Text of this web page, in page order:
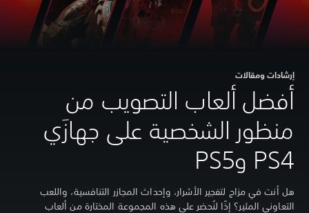
إرشادات ومقالات
أفضل ألعاب التصويب من
منظور الشخصية على جهازَي
PS4 وPS5
هل أنت في مزاج لتفجير الأشرار، وإحداث المجازر التنافسية، واللعب
التعاوني المثير؟ إذًا لنُحضر على هذه المجموعة المختارة من ألعاب